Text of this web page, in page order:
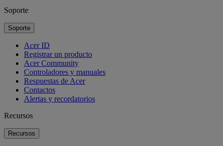
Soporte
Soporte
Acer ID
Registrar un producto
Acer Community
Controladores y manuales
Respuestas de Acer
Contactos
Alertas y recordatorios
Recursos
Recursos